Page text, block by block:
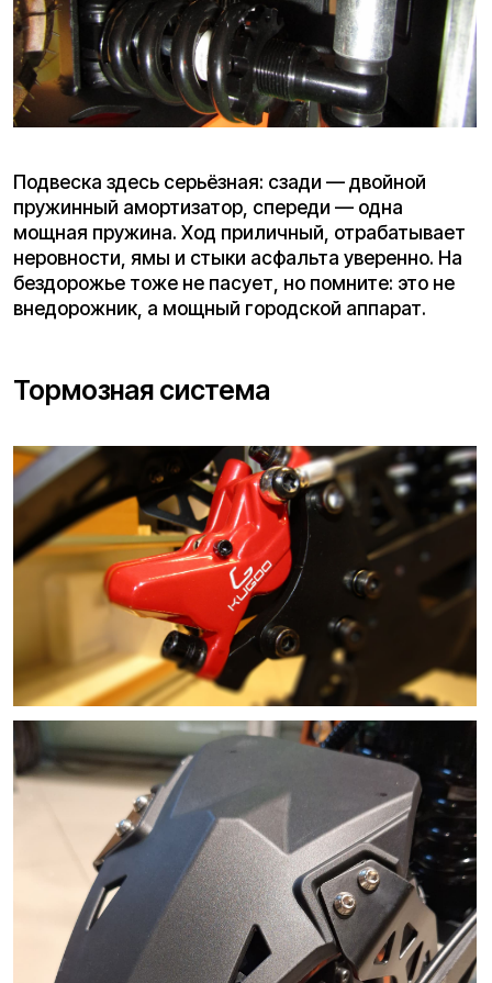
За мощность отвечают два контроллера по 45А
— по одному на каждый мотор. Спрятаны под
декой, надёжно закреплены, также под ней
расположена гидроизолирующая лента —
Колеса
Колёса надувные, 11 дюймов, с хорошим
протектором. Шины держат дорогу хорошо,
амортизируют мелкие неровности. Главный
козырь — полный привод: два мотора номиналом
по 2 кВт тянут сразу оба колеса, что даёт
требуемую проходимость, контроль и разгон
даже на песке, мокрой траве или крутом
Переднее мотор-колесо